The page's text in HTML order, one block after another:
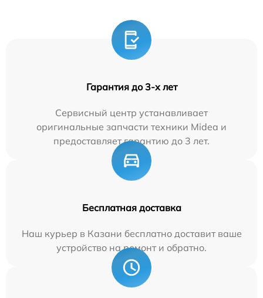
Гарантия до 3-х лет
Сервисный центр устанавливает
оригинальные запчасти техники Midea и
предоставляет гарантию до 3 лет.
Бесплатная доставка
Наш курьер в Казани бесплатно доставит ваше
устройство на ремонт и обратно.